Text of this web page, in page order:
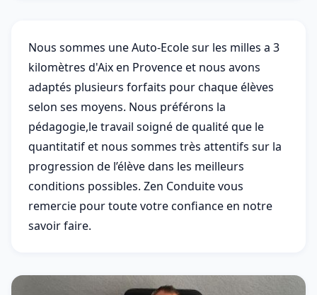
Nous sommes une Auto-Ecole sur les milles a 3
kilomètres d'Aix en Provence et nous avons
adaptés plusieurs forfaits pour chaque élèves
selon ses moyens. Nous préférons la
pédagogie,le travail soigné de qualité que le
quantitatif et nous sommes très attentifs sur la
progression de l’élève dans les meilleurs
conditions possibles. Zen Conduite vous
remercie pour toute votre confiance en notre
savoir faire.